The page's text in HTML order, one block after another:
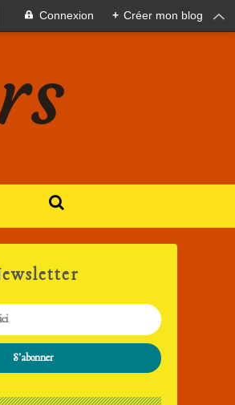
Connexion + Créer mon blog